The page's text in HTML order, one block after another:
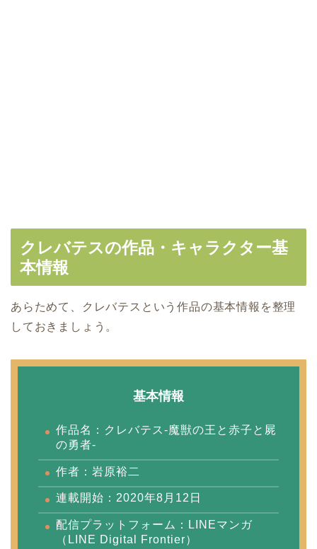
クレバテスの作品・キャラクター基
本情報
あらためて、クレバテスという作品の基本情報を整理
しておきましょう。
基本情報
作品名：クレバテス-魔獣の王と赤子と屍
の勇者-
作者：岩原裕二
連載開始：2020年8月12日
配信プラットフォーム：LINEマンガ
（LINE Digital Frontier）